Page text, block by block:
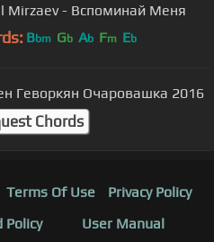
Mirzaev - Вспоминай Меня
Bbm Gb Ab Fm Eb
Геворкян Очаровашка 2016
Chords
Terms Of Use
Privacy Policy
Policy
User Manual